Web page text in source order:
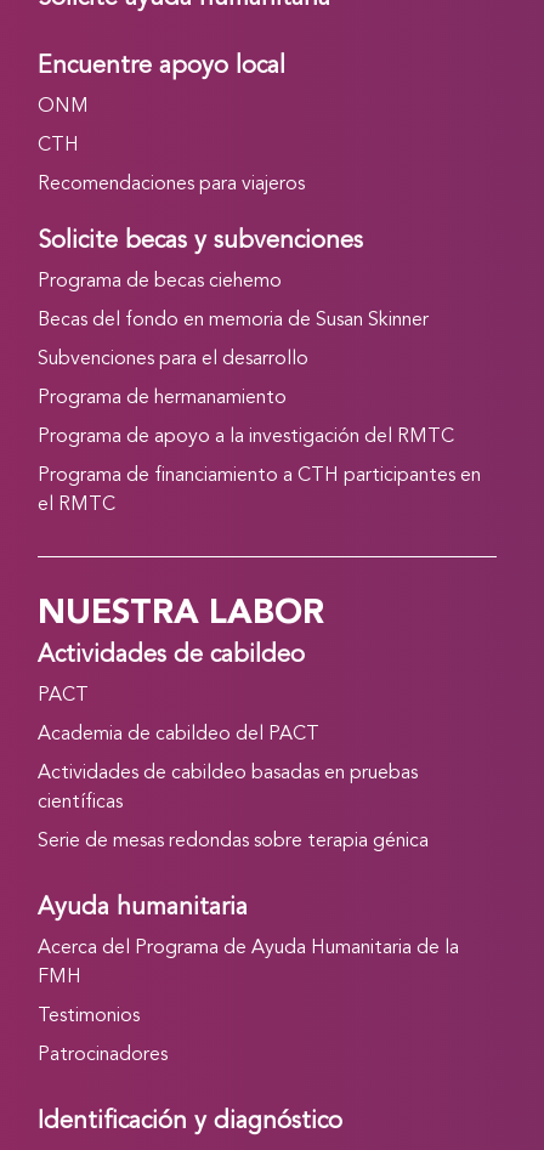
Encuentre apoyo local
ONM
CTH
Recomendaciones para viajeros
Solicite becas y subvenciones
Programa de becas ciehemo
Becas del fondo en memoria de Susan Skinner
Subvenciones para el desarrollo
Programa de hermanamiento
Programa de apoyo a la investigación del RMTC
Programa de financiamiento a CTH participantes en
el RMTC
NUESTRA LABOR
Actividades de cabildeo
PACT
Academia de cabildeo del PACT
Actividades de cabildeo basadas en pruebas
científicas
Serie de mesas redondas sobre terapia génica
Ayuda humanitaria
Acerca del Programa de Ayuda Humanitaria de la
FMH
Testimonios
Patrocinadores
Identificación y diagnóstico